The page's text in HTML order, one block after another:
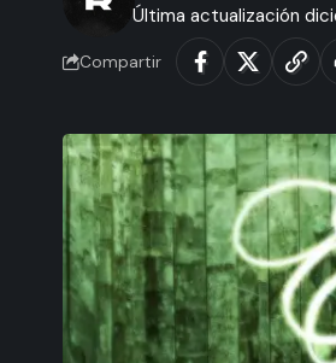
Última actualización
Compartir